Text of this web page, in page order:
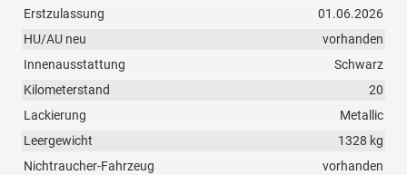
Erstzulassung
01.06.2026
HU/AU neu
vorhanden
Innenausstattung
Schwarz
Kilometerstand
20
Lackierung
Metallic
Leergewicht
1328 kg
Nichtraucher-Fahrzeug
vorhanden